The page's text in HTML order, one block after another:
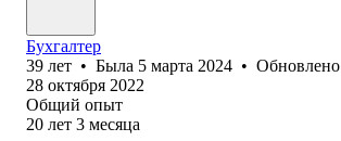
Бухгалтер
39 лет • Была 5 марта 2024 • Обновлено
28 октября 2022
Общий опыт
20 лет 3 месяца